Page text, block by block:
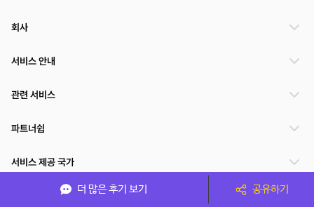
더 많은 후기 보기 공유하기
회사
서비스 안내
관련 서비스
파트너쉽
서비스 제공 국가